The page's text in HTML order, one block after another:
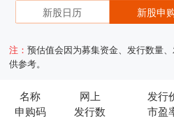
新股日历 新股申
注：预估值会因为募集资金、发行数量
供参考。
名称
申购码
网上
发行数
发行
市盈